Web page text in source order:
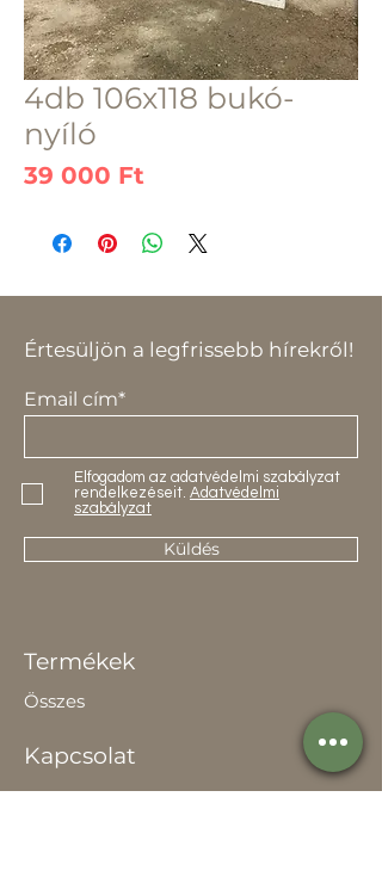
4db 106x118 bukó-
nyíló
39 000 Ft
Értesüljön a legfrissebb hírekről!
Email cím*
Elfogadom az adatvédelmi szabályzat
rendelkezéseit. Adatvédelmi
szabályzat
Küldés
Termékek
Összes
Kapcsolat
Elérhetőség